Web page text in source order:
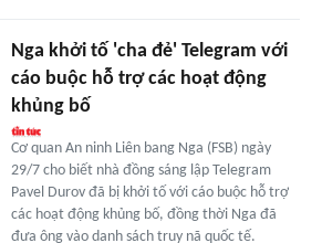
Nga khởi tố 'cha đẻ' Telegram với
cáo buộc hỗ trợ các hoạt động
khủng bố
Cơ quan An ninh Liên bang Nga (FSB) ngày
29/7 cho biết nhà đồng sáng lập Telegram
Pavel Durov đã bị khởi tố với cáo buộc hỗ trợ
các hoạt động khủng bố, đồng thời Nga đã
đưa ông vào danh sách truy nã quốc tế.